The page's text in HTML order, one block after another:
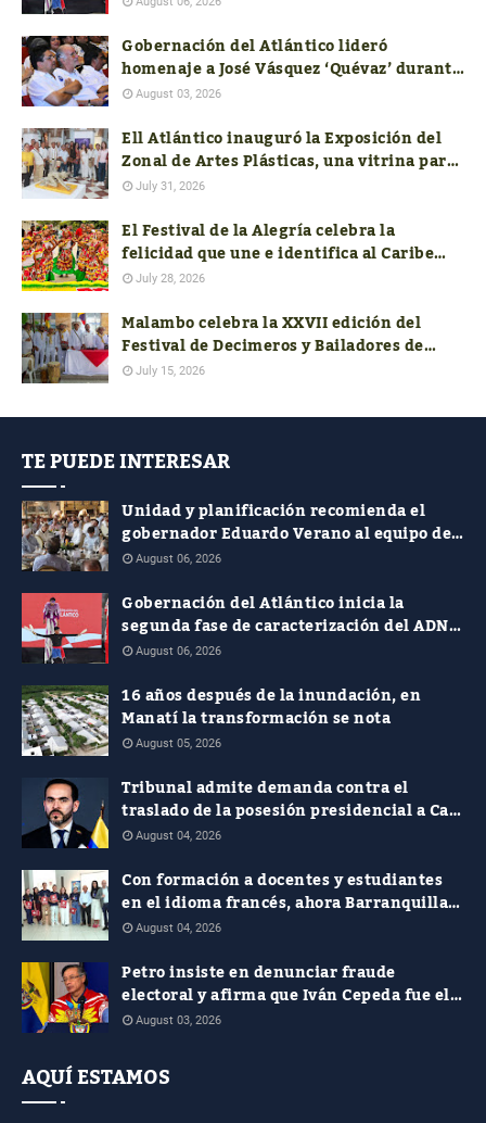
Gobernación del Atlántico lideró
homenaje a José Vásquez ‘Quévaz’ durante
la presentación del libro de Alcides
August 03, 2026
Ell Atlántico inauguró la Exposición del
Zonal de Artes Plásticas, una vitrina para
el talento artístico del departamento
July 31, 2026
El Festival de la Alegría celebra la
felicidad que une e identifica al Caribe
colombiano
July 28, 2026
Malambo celebra la XXVII edición del
Festival de Decimeros y Bailadores de
Cumbia de la Región Caribe
July 15, 2026
TE PUEDE INTERESAR
Unidad y planificación recomienda el
gobernador Eduardo Verano al equipo de
costeños en el nuevo Gobierno nacional
August 06, 2026
Gobernación del Atlántico inicia la
segunda fase de caracterización del ADN
Cultural
August 06, 2026
16 años después de la inundación, en
Manatí la transformación se nota
August 05, 2026
Tribunal admite demanda contra el
traslado de la posesión presidencial a Cali
y pide soportes jurídicos, presupuestales
August 04, 2026
Con formación a docentes y estudiantes
en el idioma francés, ahora Barranquilla
le apuesta al plurilingüismo
August 04, 2026
Petro insiste en denunciar fraude
electoral y afirma que Iván Cepeda fue el
verdadero ganador de las presidenciales
August 03, 2026
AQUÍ ESTAMOS